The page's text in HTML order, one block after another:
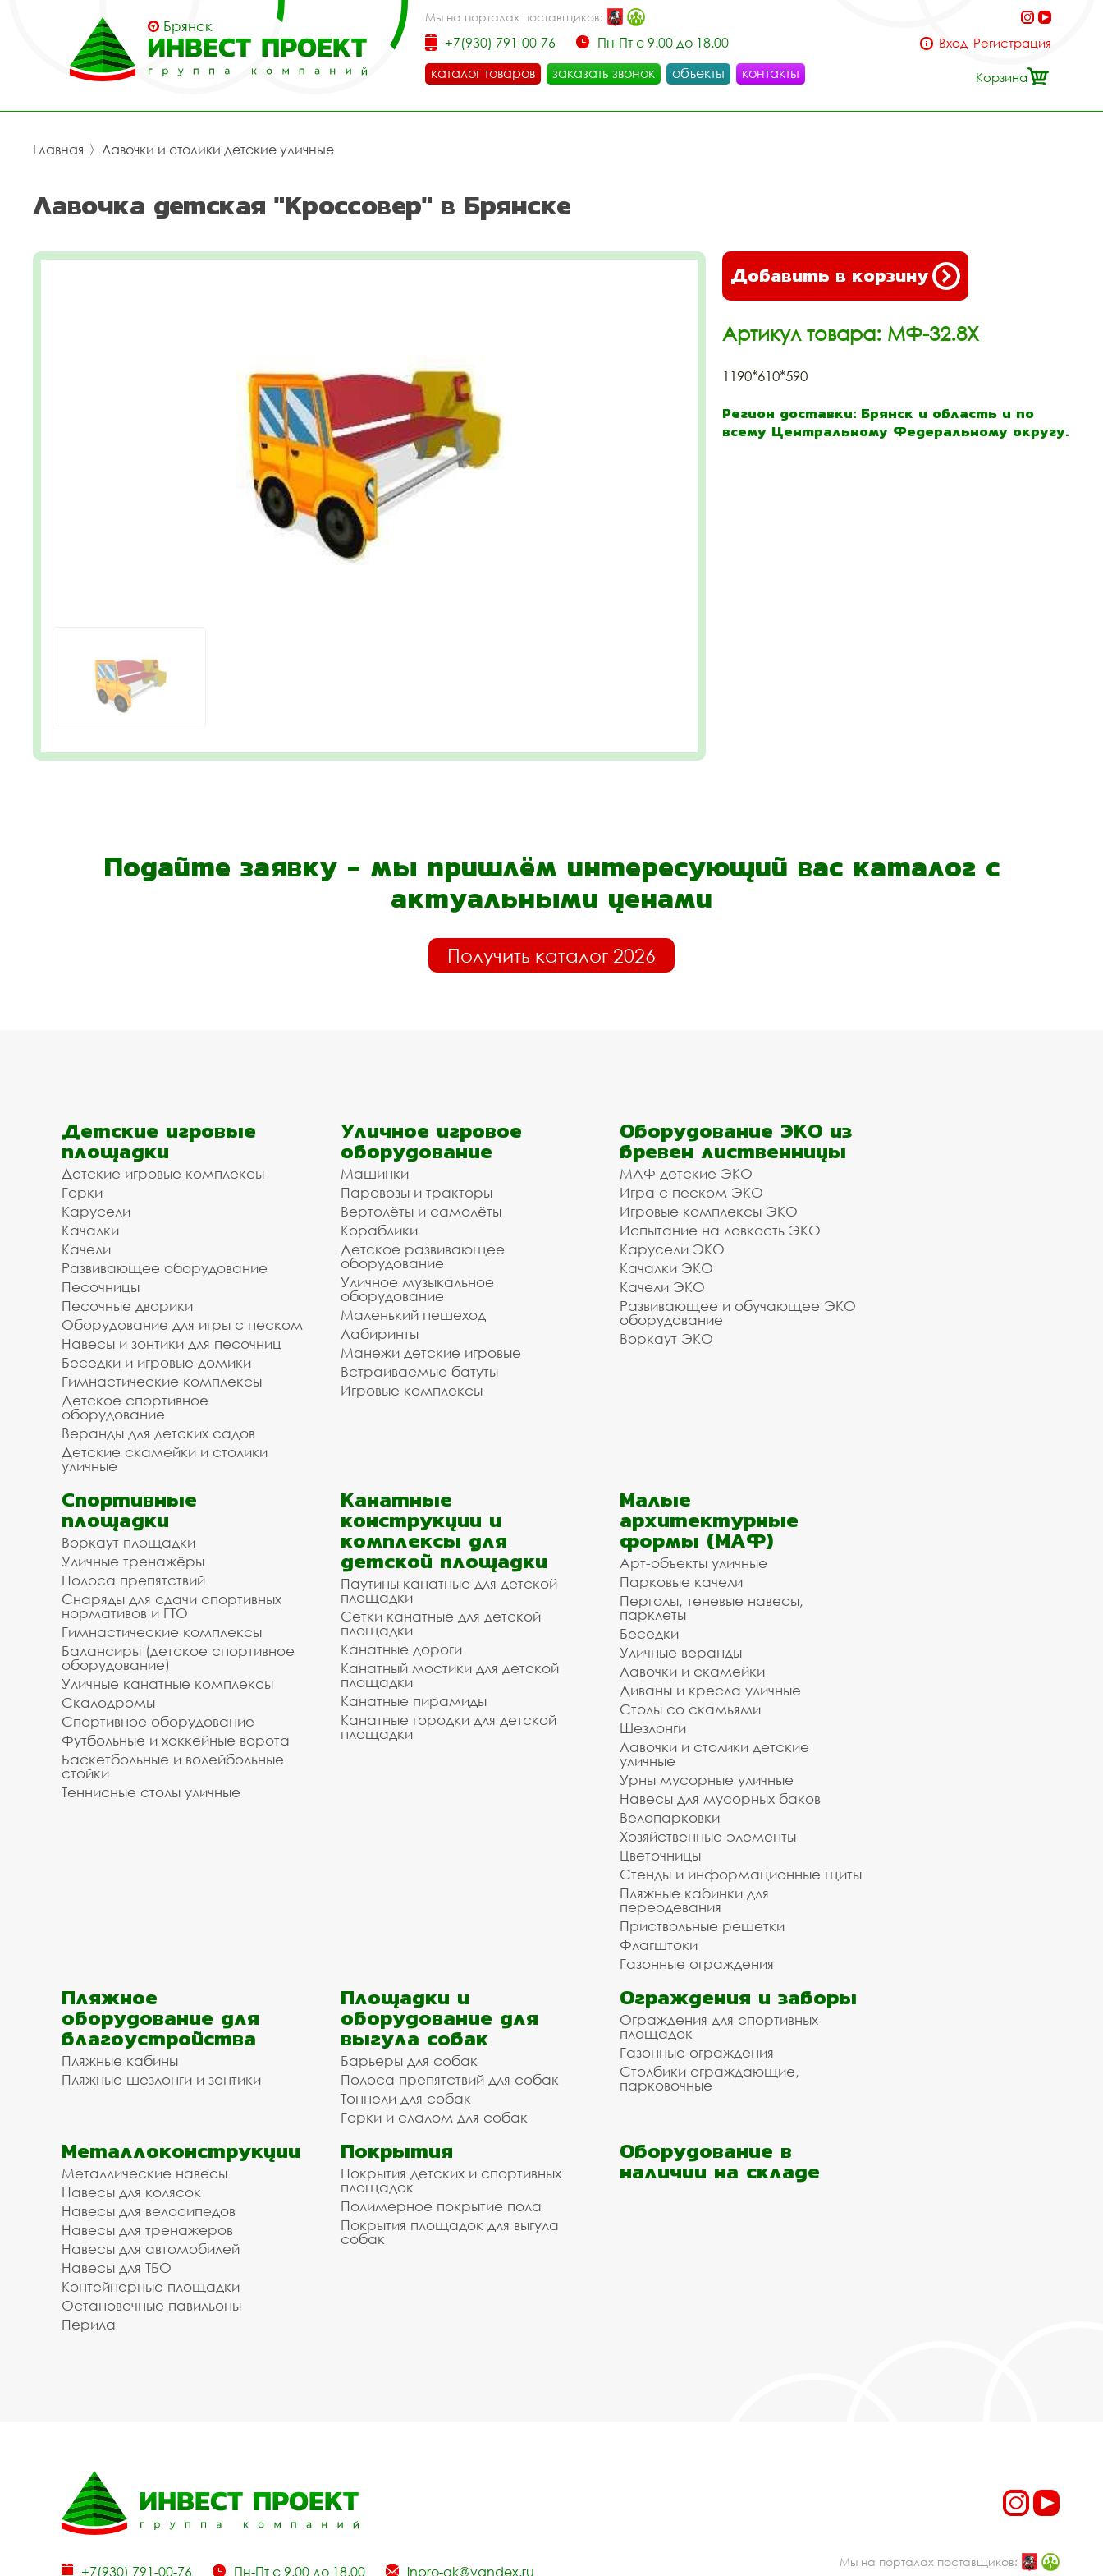
Брянск
Мы на порталах поставщиков:
+7(930) 791-00-76
Пн-Пт с 9.00 до 18.00
каталог товаров
заказать звонок объекты контакты
Вход Регистрация
Корзина
Главная 〉 Лавочки и столики детские уличные
Лавочка детская "Кроссовер" в Брянске
Добавить в корзину
Артикул товара: МФ-32.8Х
1190*610*590
Регион доставки: Брянск и область и по
всему Центральному Федеральному округу.
Подайте заявку - мы пришлём интересующий вас каталог с
актуальными ценами
Получить каталог 2026
Детские игровые
площадки
Детские игровые комплексы
Горки
Карусели
Качалки
Качели
Развивающее оборудование
Песочницы
Песочные дворики
Оборудование для игры с песком
Навесы и зонтики для песочниц
Беседки и игровые домики
Гимнастические комплексы
Детское спортивное
оборудование
Веранды для детских садов
Детские скамейки и столики
уличные
Уличное игровое
оборудование
Машинки
Паровозы и тракторы
Вертолёты и самолёты
Кораблики
Детское развивающее
оборудование
Уличное музыкальное
оборудование
Маленький пешеход
Лабиринты
Манежи детские игровые
Встраиваемые батуты
Игровые комплексы
Оборудование ЭКО из
бревен лиственницы
МАФ детские ЭКО
Игра с песком ЭКО
Игровые комплексы ЭКО
Испытание на ловкость ЭКО
Карусели ЭКО
Качалки ЭКО
Качели ЭКО
Развивающее и обучающее ЭКО
оборудование
Воркаут ЭКО
Спортивные
площадки
Воркаут площадки
Уличные тренажёры
Полоса препятствий
Снаряды для сдачи спортивных
нормативов и ГТО
Гимнастические комплексы
Балансиры (детское спортивное
оборудование)
Уличные канатные комплексы
Скалодромы
Спортивное оборудование
Футбольные и хоккейные ворота
Баскетбольные и волейбольные
стойки
Теннисные столы уличные
Канатные
конструкции и
комплексы для
детской площадки
Паутины канатные для детской
площадки
Сетки канатные для детской
площадки
Канатные дороги
Канатный мостики для детской
площадки
Канатные пирамиды
Канатные городки для детской
площадки
Малые
архитектурные
формы (МАФ)
Арт-объекты уличные
Парковые качели
Перголы, теневые навесы,
парклеты
Беседки
Уличные веранды
Лавочки и скамейки
Диваны и кресла уличные
Столы со скамьями
Шезлонги
Лавочки и столики детские
уличные
Урны мусорные уличные
Навесы для мусорных баков
Велопарковки
Хозяйственные элементы
Цветочницы
Стенды и информационные щиты
Пляжные кабинки для
переодевания
Приствольные решетки
Флагштоки
Газонные ограждения
Пляжное
оборудование для
благоустройства
Пляжные кабины
Пляжные шезлонги и зонтики
Площадки и
оборудование для
выгула собак
Барьеры для собак
Полоса препятствий для собак
Тоннели для собак
Горки и слалом для собак
Ограждения и заборы
Ограждения для спортивных
площадок
Газонные ограждения
Столбики ограждающие,
парковочные
Металлоконструкции
Металлические навесы
Навесы для колясок
Навесы для велосипедов
Навесы для тренажеров
Навесы для автомобилей
Навесы для ТБО
Контейнерные площадки
Остановочные павильоны
Перила
Покрытия
Покрытия детских и спортивных
площадок
Полимерное покрытие пола
Покрытия площадок для выгула
собак
Оборудование в
наличии на складе
+7(930) 791-00-76 Пн-Пт с 9.00 до 18.00 inpro-gk@yandex.ru
Мы на порталах поставщиков: